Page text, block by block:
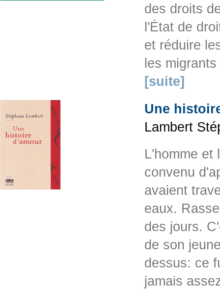
des droits
l'État de
et réduire
les
[suite]
Une
Lambert
L'homme et
convenu
avaient
eaux.
des jours.
de son
dessus: ce
jamais